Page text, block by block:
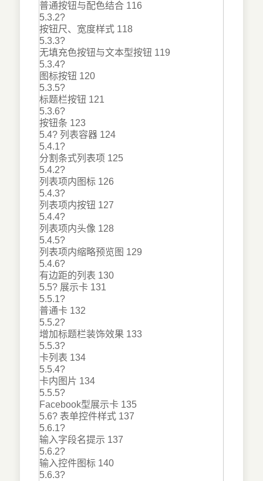
普通按钮与配色结合 116
5.3.2?
按钮尺、宽度样式 118
5.3.3?
无填充色按钮与文本型按钮 119
5.3.4?
图标按钮 120
5.3.5?
标题栏按钮 121
5.3.6?
按钮条 123
5.4? 列表容器 124
5.4.1?
分割条式列表项 125
5.4.2?
列表项内图标 126
5.4.3?
列表项内按钮 127
5.4.4?
列表项内头像 128
5.4.5?
列表项内缩略预览图 129
5.4.6?
有边距的列表 130
5.5? 展示卡 131
5.5.1?
普通卡 132
5.5.2?
增加标题栏装饰效果 133
5.5.3?
卡列表 134
5.5.4?
卡内图片 134
5.5.5?
Facebook型展示卡 135
5.6? 表单控件样式 137
5.6.1?
输入字段名提示 137
5.6.2?
输入控件图标 140
5.6.3?